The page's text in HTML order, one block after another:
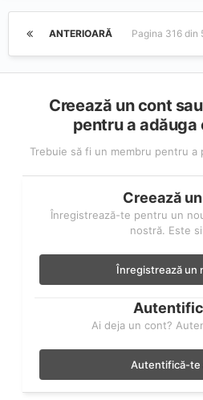
ANTERIOARĂ Pagina 316 din
Creează un cont
pentru a
Trebuie să fi un membru pentru a
Creează
Înregistrează-te pentru un
nostră. Este
Înregistrează un
Ai deja un cont?
Autentifică-te